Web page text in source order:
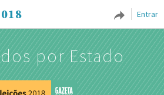
Entrar
por Estado